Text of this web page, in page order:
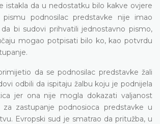
istakla da u nedostatku bilo kakve ovjere
podnosilac predstavke nije imao
bi sudovi prihvatili jednostavno pismo,
mogao potpisati bilo ko, kao potvrdu
da se podnosilac predstavke žali
odbili da ispitaju žalbu koju je podnijela
jer ona nije mogla dokazati valjanost
za zastupanje podnosioca predstavke u
Evropski sud je smatrao da pritužba, u